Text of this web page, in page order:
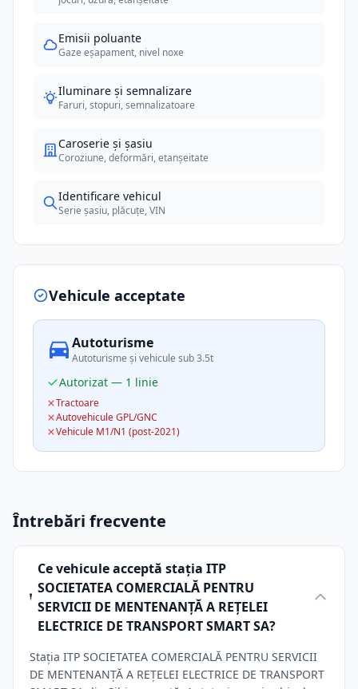
Emisii poluante
Gaze eșapament, nivel noxe
Iluminare și semnalizare
Faruri, stopuri, semnalizatoare
Caroserie și șasiu
Coroziune, deformări, etanșeitate
Identificare vehicul
Serie șasiu, plăcuțe, VIN
Vehicule acceptate
Autoturisme
Autoturisme și vehicule sub 3.5t
Autorizat — 1 linie
Tractoare
Autovehicule GPL/GNC
Vehicule M1/N1 (post-2021)
Întrebări frecvente
Ce vehicule acceptă stația ITP
SOCIETATEA COMERCIALĂ PENTRU
SERVICII DE MENTENANŢĂ A REŢELEI
ELECTRICE DE TRANSPORT SMART SA?
Stația ITP SOCIETATEA COMERCIALĂ PENTRU SERVICII
DE MENTENANŢĂ A REŢELEI ELECTRICE DE TRANSPORT